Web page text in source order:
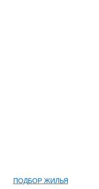
ПОДБОР ЖИЛЬЯ